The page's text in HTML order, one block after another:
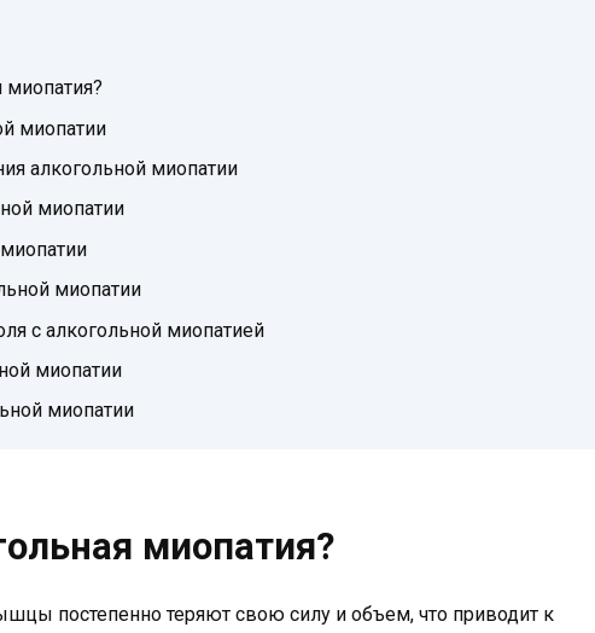
миопатия?
миопатии
алкогольной миопатии
миопатии
миопатии
с алкогольной миопатией
миопатии
миопатии
миопатия?
постепенно теряют свою силу и объем, что приводит к